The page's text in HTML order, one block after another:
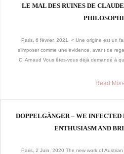
LE MAL DES RUINES DE
Paris, 6 février, 2021. « Une origine est un
s’imposer comme une évidence, avant de
C. Arnaud Vous êtes-vous déjà demandé à
Read
DOPPELGÄNGER – WE
ENTHUSIASM AND
Paris, 2 Juin, 2020 The new work of